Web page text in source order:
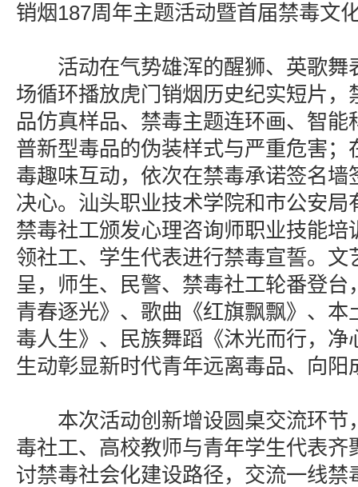
销烟187周年主题活动暨首届禁毒文
活动在气势雄浑的醒狮、英歌舞
场循环播放虎门销烟历史纪实短片，
品仿真样品、禁毒主题连环画、智能
普新型毒品的伪装样式与严重危害；
毒趣味互动，依次在禁毒承诺签名墙
决心。汕头职业技术学院和市公安局
禁毒社工颁发心理咨询师职业技能培
领社工、学生代表进行禁毒宣誓。文
呈，师生、民警、禁毒社工轮番登台
青春逐光》、歌曲《红旗飘飘》、本
毒人生》、民族舞蹈《沐光而行，净
生动彰显新时代青年远离毒品、向阳
本次活动创新增设圆桌交流环节
毒社工、高校教师与青年学生代表齐
讨禁毒社会化建设路径，交流一线禁